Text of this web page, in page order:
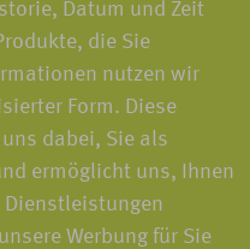
Datum und Zeit
die Sie
nutzen wir
Form. Diese
dabei, Sie als
ermöglicht uns, Ihnen
Werbung für Sie